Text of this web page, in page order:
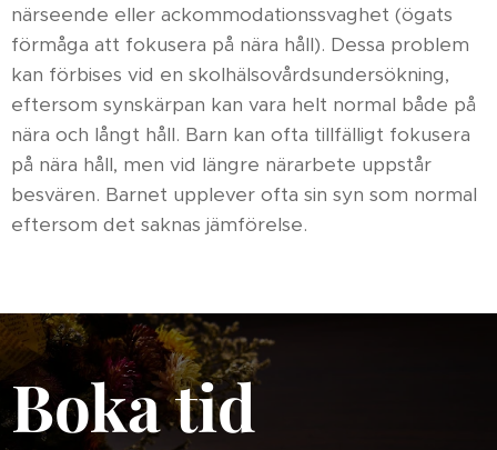
närseende eller ackommodationssvaghet (ögats
förmåga att fokusera på nära håll). Dessa problem
kan förbises vid en skolhälsovårdsundersökning,
eftersom synskärpan kan vara helt normal både på
nära och långt håll. Barn kan ofta tillfälligt fokusera
på nära håll, men vid längre närarbete uppstår
besvären. Barnet upplever ofta sin syn som normal
eftersom det saknas jämförelse.
Boka tid